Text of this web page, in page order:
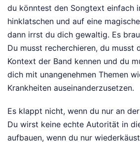
du könntest den Songtext einfach
hinklatschen und auf eine
dann irrst du dich gewaltig. Es
Du musst recherchieren, du musst
Kontext der Band kennen und du
dich mit unangenehmen Themen
Krankheiten auseinanderzusetzen.
Es klappt nicht, wenn du nur an
Du wirst keine echte Autorität in
aufbauen, wenn du nur